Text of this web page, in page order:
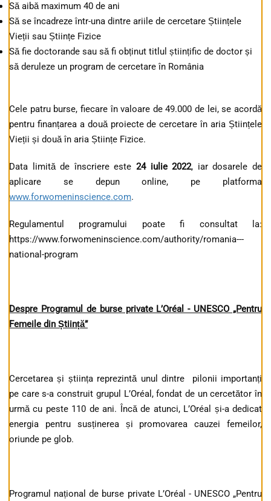
Să aibă maximum 40 de ani
Să se încadreze într-una dintre ariile de cercetare Științele
Vieții sau Științe Fizice
Să fie doctorande sau să fi obținut titlul științific de doctor și
să deruleze un program de cercetare în România
Cele patru burse, fiecare în valoare de 49.000 de lei, se acordă
pentru finanțarea a două proiecte de cercetare în aria Științele
Vieții și două în aria Științe Fizice.
Data limită de înscriere este 24 iulie 2022, iar dosarele de
aplicare se depun online, pe platforma
www.forwomeninscience.com.
Regulamentul programului poate fi consultat la:
https://www.forwomeninscience.com/authority/romania---
national-program
Despre Programul de burse private L’Oréal - UNESCO „Pentru
Femeile din Știință”
Cercetarea și știința reprezintă unul dintre pilonii importanți
pe care s-a construit grupul L’Oréal, fondat de un cercetător în
urmă cu peste 110 de ani. Încă de atunci, L’Oréal și-a dedicat
energia pentru susținerea și promovarea cauzei femeilor,
oriunde pe glob.
Programul național de burse private L’Oréal - UNESCO „Pentru